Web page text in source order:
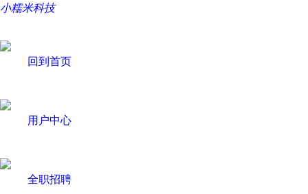
小糯米科技
回到首页
用户中心
全职招聘